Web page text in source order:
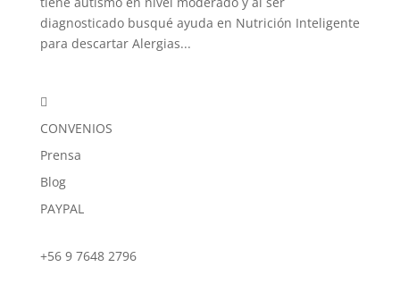
diagnosticado busqué ayuda en Nutrición Inteligente
para descartar Alergias...

CONVENIOS
Prensa
Blog
PAYPAL
+56 9 7648 2796